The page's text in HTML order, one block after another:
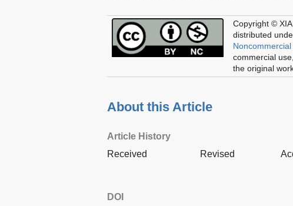
Copyright ©
distributed
commercial
the original
About this Article
Article History
Received
Revised
DOI